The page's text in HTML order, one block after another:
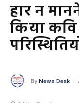
हार न
किया
By News Desk